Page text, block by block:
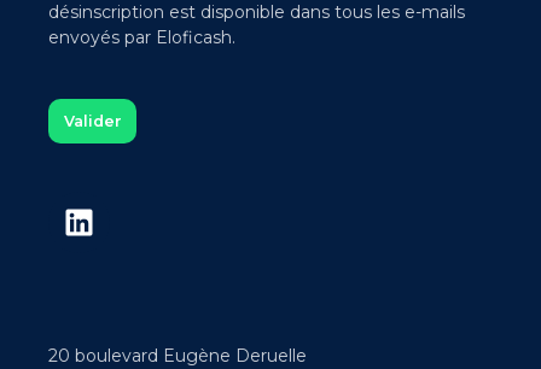
désinscription est disponible dans tous les e-mails
envoyés par Eloficash.
20 boulevard Eugène Deruelle